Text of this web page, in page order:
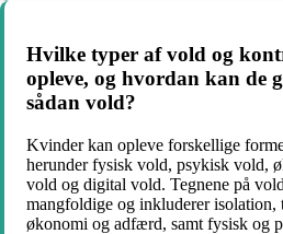
Hvilke typer af vold og
opleve, og hvordan kan de
sådan vold?
Kvinder kan opleve forskellige
herunder fysisk vold, psykisk vold,
vold og digital vold. Tegnene på
mangfoldige og inkluderer isolation,
økonomi og adfærd, samt fysisk og